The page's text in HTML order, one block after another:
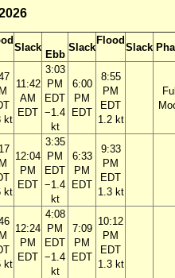
Slack
Ebb
Slack
Flood
Slack
kt
11:42
AM
EDT
3:03
PM
EDT
−1.4
kt
6:00
PM
EDT
8:55
PM
EDT
1.2 kt
kt
12:04
PM
EDT
3:35
PM
EDT
−1.4
kt
6:33
PM
EDT
9:33
PM
EDT
1.3 kt
kt
12:24
PM
EDT
4:08
PM
EDT
−1.4
kt
7:09
PM
EDT
10:12
PM
EDT
1.3 kt